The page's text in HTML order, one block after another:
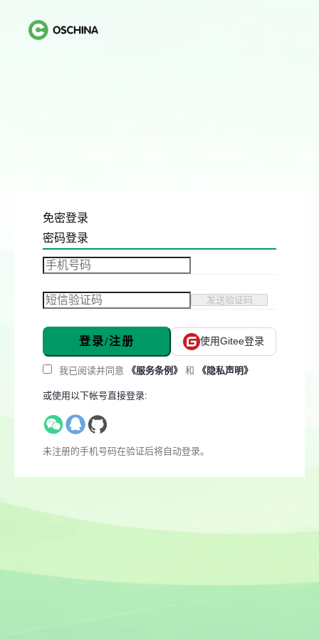
免密登录
密码登录
发送验证码
登录/注册 使用Gitee登录
我已阅读并同意 《服务条例》 和 《隐私声明》
或使用以下帐号直接登录:
未注册的手机号码在验证后将自动登录。